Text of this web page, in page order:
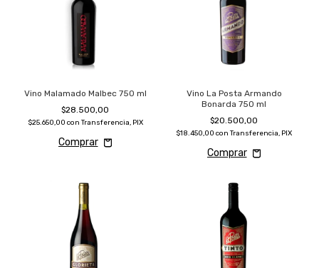
Vino Malamado Malbec 750 ml
$28.500,00
$25.650,00 con Transferencia, PIX
Vino La Posta Armando
Bonarda 750 ml
$20.500,00
$18.450,00 con Transferencia, PIX